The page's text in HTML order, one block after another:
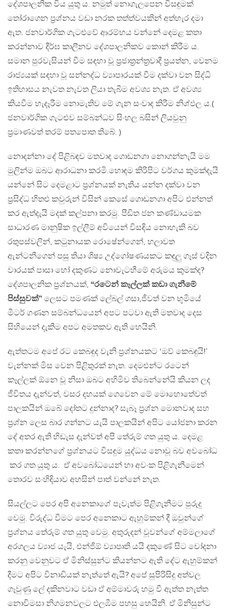
දේශපාලනික විය යුතු ය. නමුත් නොගැලපෙන විසඳුමක්
තෝරාගෙන ප්‍රශ්නය වඩා නරක තත්ත්වයකින් අත්හැර දමා
ඇත. ජනවාර්ගික ගැටළුවේ ආරම්භය වන්නේ දෙමළ කතා
කරන්නාව දීර්ඝ කාලීනව දේශපාලනිකව කොන් කිරීම ය.
සමාන පුරවැසියන් වීම සඳහා වූ ප්‍රජාත්‍රන්ත්‍රවාදී ප්‍රයත්න, වෙනම
රාජ්‍යයක් සඳහා වූ සන්නද්ධ ව්‍යාපාරයක් වීම දක්වා වන සිද්ධි
ඉතිහාසය නැවත නැවත ලියා තැබීම අවශ්‍ය නැත. ඒ අවශ්‍ය
කියවීම හැදෑරීම නොමැතිව මේ ගැන සංවාද කිරීම නිශ්ඵල ය.(
ජනවාර්ගික ගැටළුව සම්බන්ධව සිංහල බසින් ලියවුනු
ප්‍රමාණවත් තරම් පතපොත තිබේ. )
නොදන්නා දේ පිළිබඳව මතවාද ගොඩනගා නොගන්නැයි මම
මුලින්ම ඔබට ආරාධනා කරමි.හොඳම කිරිපිට වර්ගය කුමක්දැයි
යන්නේ සිට දෙමළාට ප්‍රශ්නයක් නැතිය යන්න දක්වා වන
ප්‍රසිද්ධ හිතළු කවුරුන් විසින් කෙසේ ගොඩනගා අපිට එන්නත්
කර ඇත්දැයි මදක් කල්පනා කරමු. පීඩිත ජන කණ්ඩායමක
සාධාරණ මානුෂික ඉල්ලීම් අවියෙන් විසඳිය නොහැකි බව
රතුපස්වලින්, කටුනායක රොෂේන්ගෙන්, හලාවත
ඇන්ටනීගෙන් පසු තියා ශිෂ්‍ය උද්ගෝෂණයකට කඳුලු ගෑස් වදින
වාරයක් පාසා හෝ දකුණට නොවැටහීමේ අරුමය කුමක්ද?
දේශපාලනික ප්‍රශ්නයක්, “රටෙන් කෑල්ලක් කඩා ගැනීමේ
පිස්සුවක්” ලෙසට පමණක් ලේබල් ගසා,ජීවත් වන භූමියේ
මීටර් ගණන සම්බන්ධයෙන් අපට පටවා ඇති මතවාද දෙස
සිහියෙන් දැකීම අපට අමතකව ඇති හෙයිනි.
ඇත්තටම අපේ රට කෙබඳුද වැනි ප්‍රශ්නයකට ‘ඔව් කෙබඳුයි!’
වැන්නක් මිස වෙන පිළිතුරක් නැත. දෙමළුන්ට රටෙන්
කෑල්ලක් ඕනෙ වූ නිසා ඔබට අහිමිව තිබෙන්නේයි කියන ලද
ජීවිතය දැන්වත්, වසර දහයක් ගෙවෙන මේ මොහොතේවත්
පාලකයින් ඔබේ දෝතට දුන්නාද? සැබෑ ප්‍රශ්න මොනවාද සහ
ප්‍රශ්න ලෙස බාර ගන්නට යැයි පාලකයින් අපිට යෝජනා කරන
දේ අතර ඇති හිඩැස දැන්වත් අපි තේරුම් ගත යුතු ය. දෙමළ
කතා කරන්නගේ ප්‍රශ්නයට විසඳුම යුද්ධය නොවූ බව අවබෝධ
කර ගත යුතු ය. ඒ අවබෝධයෙන් හා අවංක පිළිගැනී‍‌මෙන්
තොරව සංහිඳියාව අහසින් පාත් වන්නේ නැත.
සියල්ලට පෙර අපි අනෙකාගේ පැවැත්ම පිළිගැනීමට පුරුදු
වෙමු. විරුද්ධ වීමට පෙර අනෙකාට ඇහුම්කන් දී ඔවුන්ගේ
ප්‍රශ්නය තේරුම් ගත යුතු වෙමු. අතුරුදන් වූවන්ගේ අම්මලාගේ
අරගලය ව්‍යාජ යැයි, එන්ජීඕ ව්‍යාපෘති යයි දකුණේ සිට චෝදනා
කරනු වෙනුවට ඒ මිනිස්සුන්ට කියන්නට ඇති දේට ඇහුම්කන්
දීමට අපිට විනාඩියක් නැත්තේ ඇයි? අපේ සුපිරිසිදු අත්වල
ගෑවුණු ලේ දකිනවාට වඩා ඒ අම්මාවරු හමු වී ඇත්ත නැත්ත
නොවිමසා නිගමනවලට එලඹීම පහසු හෙයිනි. ඒ මිනිසුන්ට